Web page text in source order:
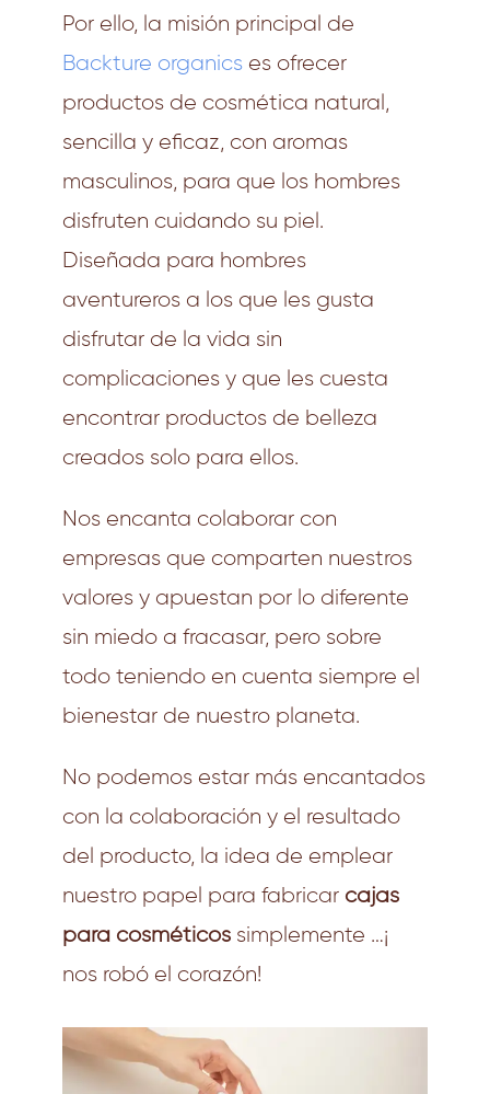
Por ello, la misión principal de
Backture organics es ofrecer
productos de cosmética natural,
sencilla y eficaz, con aromas
masculinos, para que los hombres
disfruten cuidando su piel.
Diseñada para hombres
aventureros a los que les gusta
disfrutar de la vida sin
complicaciones y que les cuesta
encontrar productos de belleza
creados solo para ellos.
Nos encanta colaborar con
empresas que comparten nuestros
valores y apuestan por lo diferente
sin miedo a fracasar, pero sobre
todo teniendo en cuenta siempre el
bienestar de nuestro planeta.
No podemos estar más encantados
con la colaboración y el resultado
del producto, la idea de emplear
nuestro papel para fabricar cajas
para cosméticos simplemente …¡
nos robó el corazón!